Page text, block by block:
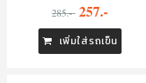
285.- 257.-
เพิ่มใส่รถเข็น